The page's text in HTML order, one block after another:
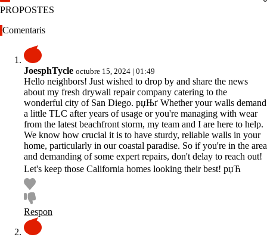
PROPOSTES
Comentaris
JoesphTycle octubre 15, 2024 | 01:49
Hello neighbors! Just wished to drop by and share the news
about my fresh drywall repair company catering to the
wonderful city of San Diego. рџЊґ Whether your walls demand
a little TLC after years of usage or you're managing with wear
from the latest beachfront storm, my team and I are here to help.
We know how crucial it is to have sturdy, reliable walls in your
home, particularly in our coastal paradise. So if you're in the area
and demanding of some expert repairs, don't delay to reach out!
Let's keep those California homes looking their best! рџЋ
Respon